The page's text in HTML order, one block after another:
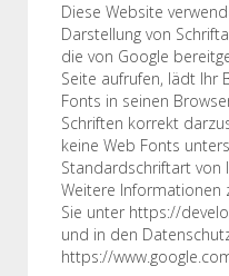
Diese Website
Darstellung von
die von Google
Seite aufrufen, lädt Ihr
Fonts in seinen
Schriften korrekt
keine Web Fonts
Standardschriftart von
Weitere Informationen
Sie unter https://
und in den
https://